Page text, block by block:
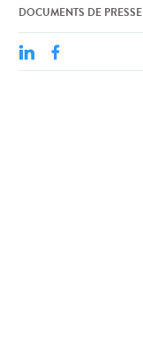
DOCUMENTS DE PRESSE